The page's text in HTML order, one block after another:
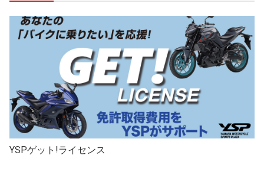
YSPゲット!ライセンス